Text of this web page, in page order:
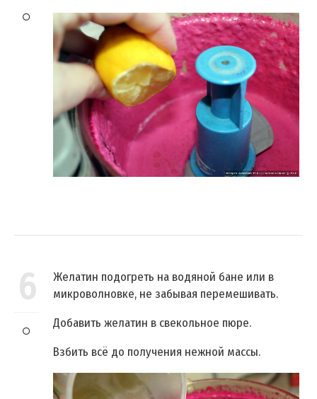
6
Желатин подогреть на водяной бане или в
микроволновке, не забывая перемешивать.
Добавить желатин в свекольное пюре.
Взбить всё до получения нежной массы.